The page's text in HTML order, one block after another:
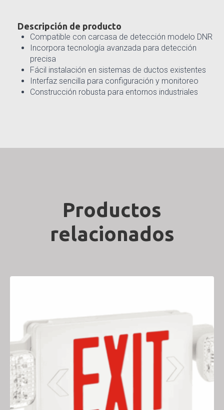
Descripción de producto
Compatible con carcasa de detección modelo DNR
Incorpora tecnología avanzada para detección
precisa
Fácil instalación en sistemas de ductos existentes
Interfaz sencilla para configuración y monitoreo
Construcción robusta para entornos industriales
Productos
relacionados